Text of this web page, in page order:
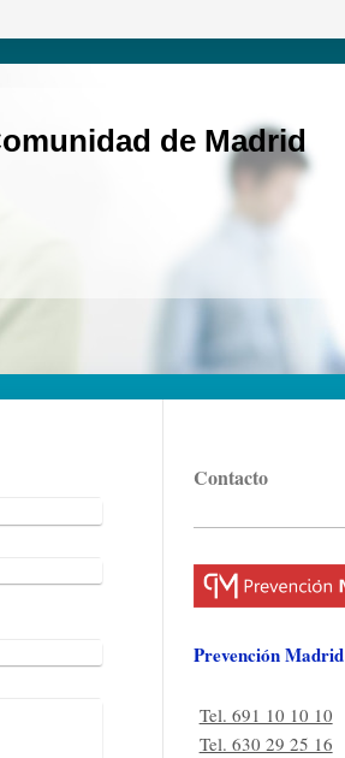
de Madrid
Contacto
Prevención Madrid
Tel. 691 10 10 10
Tel. 630 29 25 16